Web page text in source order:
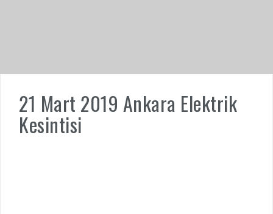
21 Mart 2019 Ankara Elektrik
Kesintisi